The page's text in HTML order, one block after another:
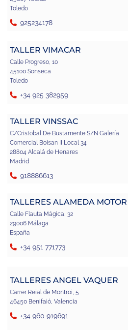
Toledo
925234178
TALLER VIMACAR
Calle Progreso, 10
45100 Sonseca
Toledo
+34 925 382959
TALLER VINSSAC
C/Cristobal De Bustamente S/N Galería
Comercial Boisan II Local 34
28804 Alcalá de Henares
Madrid
918886613
TALLERES ALAMEDA MOTOR
Calle Flauta Mágica, 32
29006 Málaga
España
+34 951 771773
TALLERES ANGEL VAQUER
Carrer Reial de Montroi, 5
46450 Benifaió, Valencia
+34 960 919691